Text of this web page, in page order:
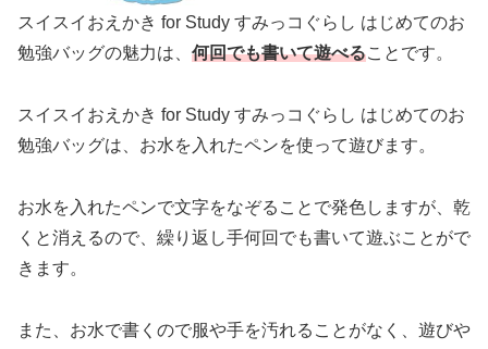
スイスイおえかき for Study すみっコぐらし はじめてのお
勉強バッグの魅力は、 何回でも書いて遊べることです。
スイスイおえかき for Study すみっコぐらし はじめてのお
勉強バッグは、お水を入れたペンを使って遊びます。
お水を入れたペンで文字をなぞることで発色しますが、乾
くと消えるので、繰り返し手何回でも書いて遊ぶことがで
きます。
また、お水で書くので服や手を汚れることがなく、遊びや